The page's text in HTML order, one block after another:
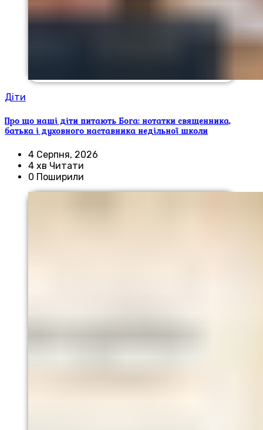
Діти
Про що наші діти питають Бога: нотатки священника,
батька і духовного наставника недільної школи
4 Серпня, 2026
4 хв Читати
0 Поширили